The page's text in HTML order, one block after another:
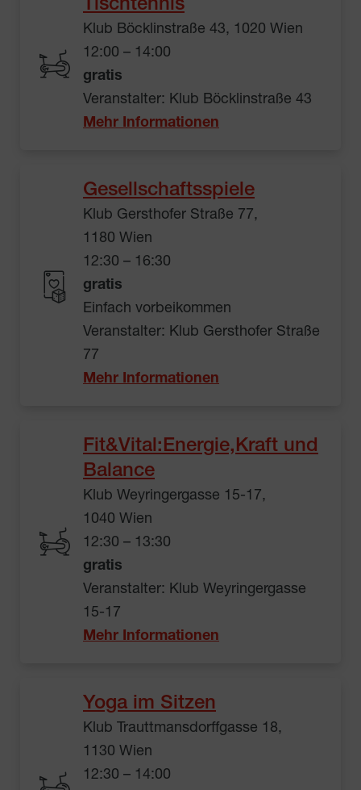
Tischtennis
Klub Böcklinstraße 43, 1020 Wien
12:00 – 14:00
gratis
Veranstalter: Klub Böcklinstraße 43
Mehr Informationen
Gesellschaftsspiele
Klub Gersthofer Straße 77,
1180 Wien
12:30 – 16:30
gratis
Einfach vorbeikommen
Veranstalter: Klub Gersthofer Straße
77
Mehr Informationen
Fit&Vital:Energie,Kraft und
Balance
Klub Weyringergasse 15-17,
1040 Wien
12:30 – 13:30
gratis
Veranstalter: Klub Weyringergasse
15-17
Mehr Informationen
Yoga im Sitzen
Klub Trauttmansdorffgasse 18,
1130 Wien
12:30 – 14:00